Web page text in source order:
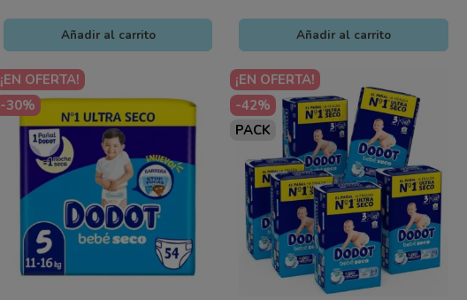
Añadir al carrito Añadir al carrito
¡EN OFERTA!
-30%
¡EN OFERTA!
-42%
PACK